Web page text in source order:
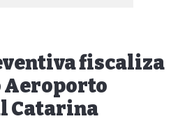
fiscaliza
Aeroporto
Catarina